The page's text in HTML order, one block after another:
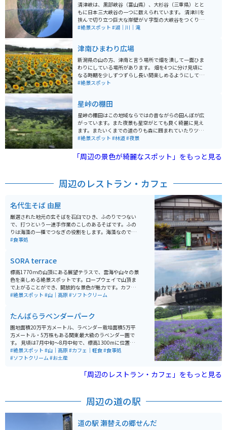
清津峡は、黒部峡谷（富山県）、大杉谷（三重県）とと
もに日本三大峡谷の一つに数えられています。 清津川を
挟んで切り立つ巨大な岸壁がＶ字型の大峡谷をつくり、
雄大な柱状節理の岩肌とエメラルドグリーンの清流が、
リエンナーレ」に合わせてリニューアルされています。
渓谷を眺められるトンネルまでは駐車場から10分ほど歩
きます。
#絶景スポット #湖｜川｜滝
津南ひまわり広場
新潟県の山の方、津南と言う場所で畑を潰して一面ひま
わりにしている場所があります。 畑を4つに分け見頃に
なる時期を少しずつずらし長い間楽しめるようにしてい
ます。 ひまわりの迷路や地場産野菜などもあります。 地
#絶景スポット
星峠の棚田
星峠の棚田はこの地域ならではの昔ながらの田んぼが広
がっています。また夜景も星空がとても良く綺麗に見え
ます。またいくまでの道のりも森に囲まれていたりツー
リングで景色を見ながらゆっくり走らせるには最高の道
#絶景スポット #林道#夜景
「周辺の景色が綺麗なスポット」をもっと見る
周辺のレストラン・カフェ
名代生そば 由屋
厳選された地元の玄そばを石臼でひき、ふのりでつない
で、打つという一連手作業のこしのあるそばです。ふの
りは海藻の一種でつなぎの役割をします。海藻なのでツ
ルツルとした舌触りで喉越しも気持ちいい。観光で食事
#食事処
SORA terrace
標高1770ｍの山頂にある展望テラスで、雲海や山々の景
色を楽しめる絶景スポットです。ロープウェイで山頂ま
で上がることができ、開放的な景色が魅力です。カフェ
も併設されており、ゆっくり過ごすことができます。 注
#絶景スポット #山｜高原#ソフトクリーム
たんばらラベンダーパーク
園地面積20万平方メートル、ラベンダー栽培面積5万平
方メートル・5万株もある関東最大級のラベンダー園で
す。 見頃は7月中旬～8月中旬で、標高1300mに位置す
るので涼しいです。園内には、見わたすかぎりのラベン
ダーや、カラフルな花々を並べた彩の丘、一面に咲くひ
場者のおよそ2人に1人が食するラベンダーソフトクリー
くさんあります。 その他にも、畑に咲いているラベンダ
ーお持ち帰りできるラベンダー摘取り体験や、ラベンダ
ーを使用したオリジナルグッズなど、ラベンダーを感じ
られるお土産も充実しています。
#絶景スポット #山｜高原#カフェ｜軽食#食事処
#ソフトクリーム#お土産
「周辺のレストラン・カフェ」をもっと見る
周辺の道の駅
道の駅 瀬替えの郷せんだ